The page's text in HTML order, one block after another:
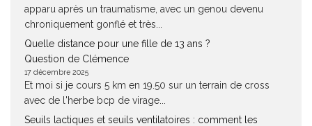
apparu après un traumatisme, avec un genou devenu
chroniquement gonflé et très...
Quelle distance pour une fille de 13 ans ?
Question de Clémence
17 décembre 2025
Et moi si je cours 5 km en 19.50 sur un terrain de cross
avec de l'herbe bcp de virage...
Seuils lactiques et seuils ventilatoires : comment les